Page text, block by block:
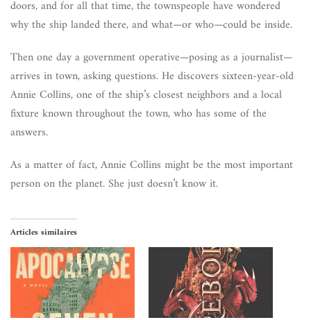
doors, and for all that time, the townspeople have wondered
why the ship landed there, and what—or who—could be inside.
Then one day a government operative—posing as a journalist—
arrives in town, asking questions. He discovers sixteen-year-old
Annie Collins, one of the ship’s closest neighbors and a local
fixture known throughout the town, who has some of the
answers.
As a matter of fact, Annie Collins might be the most important
person on the planet. She just doesn’t know it.
Articles similaires